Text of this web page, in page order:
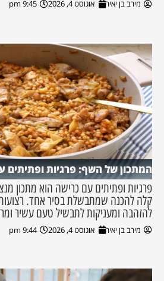
מירב בן יאיר אוגוסט 4, 2026 9:45 pm
המתכון של השף: פרגיות ופתיתים
פרגיות ופתיתים עם כרישה הוא מתכון
קלה להכנה שמתבשלת בסיר אחד.
להזהבה ומעניקות לתבשיל טעם עשיר
מירב בן יאיר אוגוסט 4, 2026 9:44 pm